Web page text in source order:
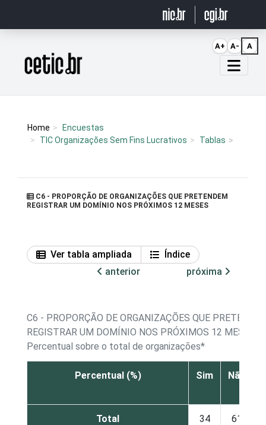
Página inicial
Home
Encuestas
TIC Organizações Sem Fins Lucrativos
Tablas
C6 - PROPORÇÃO DE ORGANIZAÇÕES QUE PRETENDEM
REGISTRAR UM DOMÍNIO NOS PRÓXIMOS 12 MESES
Ver tabla ampliada
Índice
anterior
próxima
C6 - PROPORÇÃO DE ORGANIZAÇÕES QUE
REGISTRAR UM DOMÍNIO NOS PRÓXIMOS 12 MESES
Percentual sobre o total de organizações*
Percentual (%) Sim Não
Total 34 61
A+ A- A